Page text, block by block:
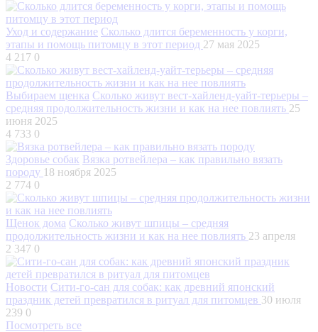
Уход и содержание Сколько длится беременность у корги,
этапы и помощь питомцу в этот период 27 мая 2025
4 217 0
Выбираем щенка Сколько живут вест-хайленд-уайт-терьеры –
средняя продолжительность жизни и как на нее повлиять 25
июня 2025
4 733 0
Здоровье собак Вязка ротвейлера – как правильно вязать
породу 18 ноября 2025
2 774 0
Щенок дома Сколько живут шпицы – средняя
продолжительность жизни и как на нее повлиять 23 апреля
2 347 0
Новости Сити-го-сан для собак: как древний японский
праздник детей превратился в ритуал для питомцев 30 июля
239 0
Посмотреть все